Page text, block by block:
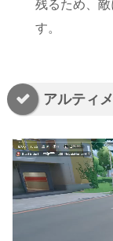
残るため、
す。
アルティ
動
画
プ
レ